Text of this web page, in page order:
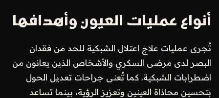
أنواع عمليات العيون وأهدافها
تُجرى عمليات علاج اعتلال الشبكية للحد من فقدان
البصر لدى مرضى السكري والأشخاص الذين يعانون من
اضطرابات الشبكية. كما تُعنى جراحات تعديل الحول
بتحسين محاذاة العينين وتعزيز الرؤية، بينما تساعد